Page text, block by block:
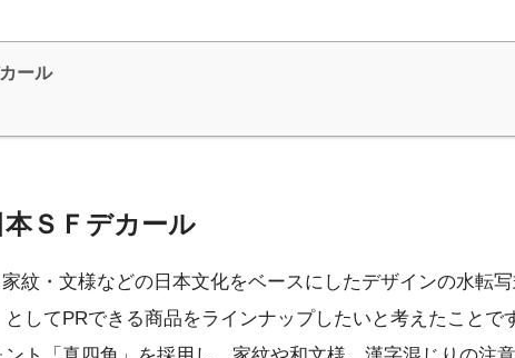
ール
ＳＦデカール
紋・文様などの日本文化をベースにしたデザインの水転
してPRできる商品をラインナップしたいと考えたことで